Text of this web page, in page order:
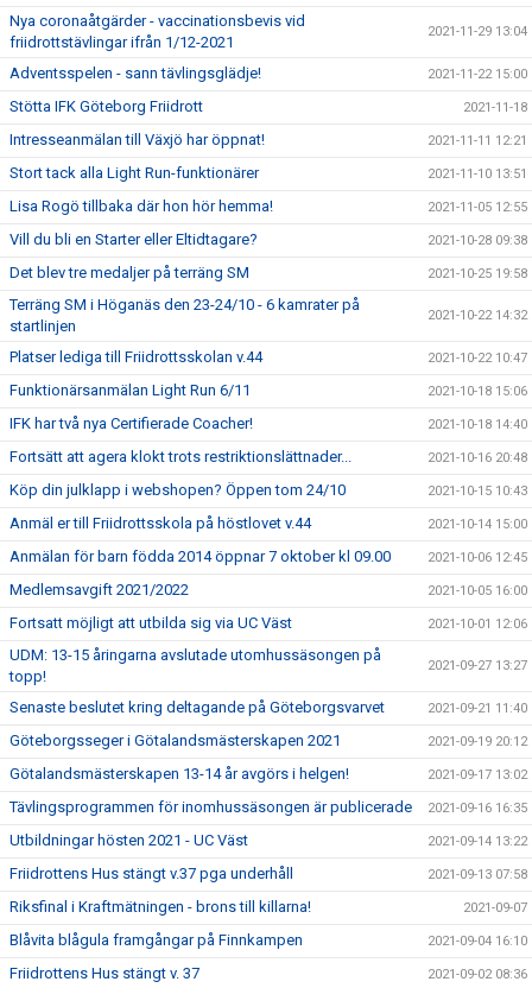
Nya coronaåtgärder - vaccinationsbevis vid
friidrottstävlingar ifrån 1/12-2021
2021-11-29 13:04
Adventsspelen - sann tävlingsglädje! 2021-11-22 15:00
Stötta IFK Göteborg Friidrott 2021-11-18
Intresseanmälan till Växjö har öppnat! 2021-11-11 12:21
Stort tack alla Light Run-funktionärer 2021-11-10 13:51
Lisa Rogö tillbaka där hon hör hemma! 2021-11-05 12:55
Vill du bli en Starter eller Eltidtagare? 2021-10-28 09:38
Det blev tre medaljer på terräng SM 2021-10-25 19:58
Terräng SM i Höganäs den 23-24/10 - 6 kamrater på
startlinjen
2021-10-22 14:32
Platser lediga till Friidrottsskolan v.44 2021-10-22 10:47
Funktionärsanmälan Light Run 6/11 2021-10-18 15:06
IFK har två nya Certifierade Coacher! 2021-10-18 14:40
Fortsätt att agera klokt trots restriktionslättnader... 2021-10-16 20:48
Köp din julklapp i webshopen? Öppen tom 24/10 2021-10-15 10:43
Anmäl er till Friidrottsskola på höstlovet v.44 2021-10-14 15:00
Anmälan för barn födda 2014 öppnar 7 oktober kl 09.00 2021-10-06 12:45
Medlemsavgift 2021/2022 2021-10-05 16:00
Fortsatt möjligt att utbilda sig via UC Väst 2021-10-01 12:06
UDM: 13-15 åringarna avslutade utomhussäsongen på
topp!
2021-09-27 13:27
Senaste beslutet kring deltagande på Göteborgsvarvet 2021-09-21 11:40
Göteborgsseger i Götalandsmästerskapen 2021 2021-09-19 20:12
Götalandsmästerskapen 13-14 år avgörs i helgen! 2021-09-17 13:02
Tävlingsprogrammen för inomhussäsongen är publicerade 2021-09-16 16:35
Utbildningar hösten 2021 - UC Väst 2021-09-14 13:22
Friidrottens Hus stängt v.37 pga underhåll 2021-09-13 07:58
Riksfinal i Kraftmätningen - brons till killarna! 2021-09-07
Blåvita blågula framgångar på Finnkampen 2021-09-04 16:10
Friidrottens Hus stängt v. 37 2021-09-02 08:36